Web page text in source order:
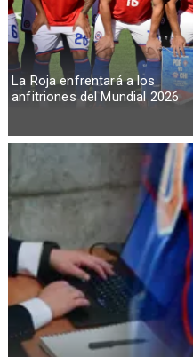
La Roja enfrentará a los
anfitriones del Mundial 2026